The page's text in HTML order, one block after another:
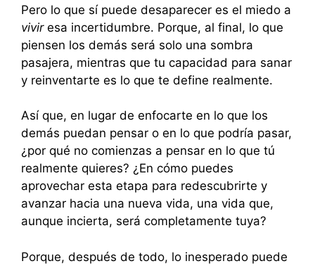
Pero lo que sí puede desaparecer es el miedo a
viviresa incertidumbre. Porque, al final, lo que
piensen los demás será solo una sombra
pasajera, mientras que tu capacidad para sanar
y reinventarte es lo que te define realmente.
Así que, en lugar de enfocarte en lo que los
demás puedan pensar o en lo que podría pasar,
¿por qué no comienzas a pensar en lo que tú
realmente quieres? ¿En cómo puedes
aprovechar esta etapa para redescubrirte y
avanzar hacia una nueva vida, una vida que,
aunque incierta, será completamente tuya?
Porque, después de todo, lo inesperado puede